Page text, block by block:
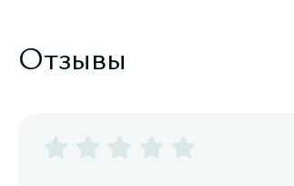
Отзывы